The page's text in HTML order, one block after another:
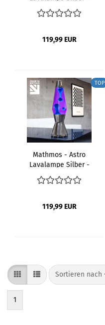
Violet Orange
119,99 EUR
TOP
Mathmos - Astro
Lavalampe Silber -
Violet Blau
119,99 EUR
Sortieren nach
Sortieren nach
1